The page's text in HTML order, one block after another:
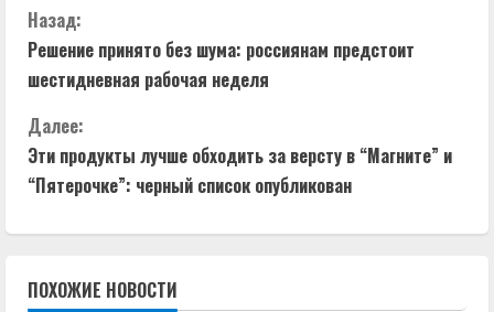
П
р
о
д
Назад:
Решение принято без шума: россиянам предстоит
шестидневная рабочая неделя
Далее:
Эти продукты лучше обходить за версту в “Магните” и
“Пятерочке”: черный список опубликован
ПОХОЖИЕ НОВОСТИ